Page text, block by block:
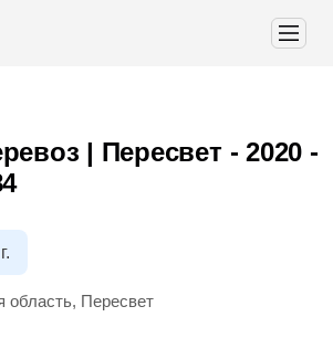
| Пересвет - 2020 -
область, Пересвет